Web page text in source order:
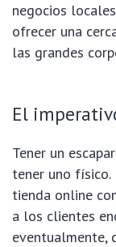
negocios
ofrecer una
las grandes
El
Tener un
tener uno físico.
tienda online
a los clientes
eventualmente,